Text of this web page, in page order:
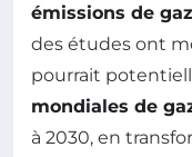
émissions de
des études ont
pourrait
mondiales de
à 2030, en